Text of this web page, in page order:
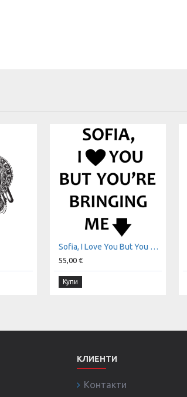
Sofia, I Love You But You Are Bringing Me Down t-shirt
55,00 €
Купи
КЛИЕНТИ
Контакти